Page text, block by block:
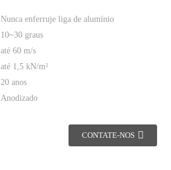
Nunca enferruje liga de alumínio
10~30 graus
até 60 m/s
até 1,5 kN/m²
20 anos
Anodizado
CONTATE-NOS